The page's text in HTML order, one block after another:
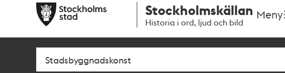
navigationen
huvudinnehållet
Stockholmskällan
Historia i ord, ljud och bild
Meny
Sök